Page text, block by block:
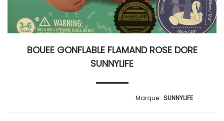
BOUEE GONFLABLE FLAMAND ROSE DORE
SUNNYLIFE
SUNNYLIFE